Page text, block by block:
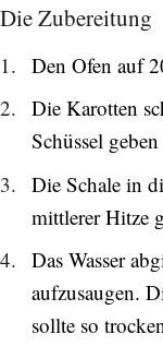
Die Zubereitung
Den Ofen auf
Die Karotten
Schüssel
Die Schale in
mittlerer Hitze
Das Wasser
aufzusaugen.
sollte so